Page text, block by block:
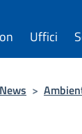
Uffici
News >